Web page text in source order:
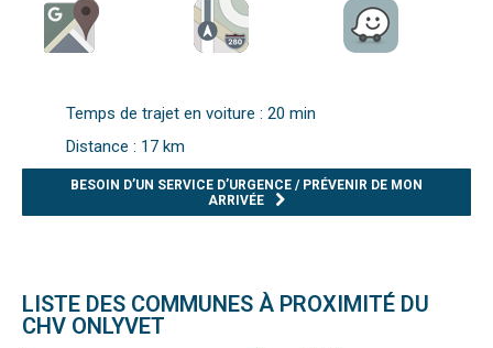
Temps de trajet en voiture : 20 min
Distance : 17 km
BESOIN D’UN SERVICE D’URGENCE / PRÉVENIR DE MON
ARRIVÉE
LISTE DES COMMUNES À PROXIMITÉ DU
CHV ONLYVET